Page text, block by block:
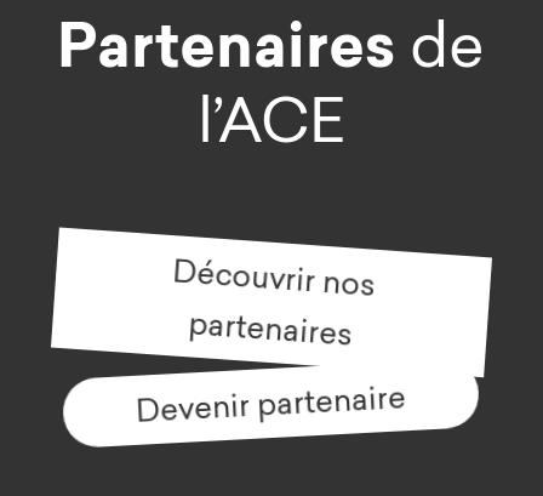
Partenaires de
l’ACE
Découvrir nos
partenaires
Devenir partenaire